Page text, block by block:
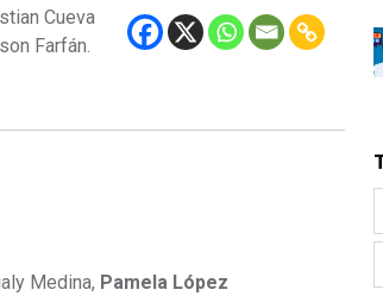
Cueva
Farfán.
Medina, Pamela López